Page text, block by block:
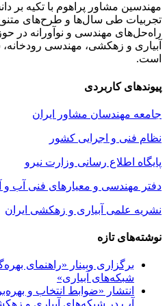
مهندسین مشاور پراهوم با تکیه بر
تجربیات طی سال‌ها و طرح‌های متنوع
راه‌حل‌های مهندسی و نوآورانه در
آبیاری و زهکشی، مهندسی
است.
پیوندهای کاربردی
جامعه مهندسان مشاور ایران
نظام فنی و اجرایی کشور
پایگاه اطلاع رسانی وزارت نیرو
دفتر مهندسی و معیارهای فنی آب و
نشریه علمی آبیاری و زهکشی ایران
نوشته‌های تازه
برگزاری وبینار «راهنمای
شبکه‌های آبیاری»
انتشار «ضوابط انتخاب و